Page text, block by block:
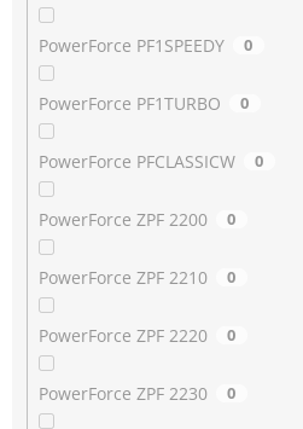
PowerForce PF1SPEEDY 0
PowerForce PF1TURBO 0
PowerForce PFCLASSICW 0
PowerForce ZPF 2200 0
PowerForce ZPF 2210 0
PowerForce ZPF 2220 0
PowerForce ZPF 2230 0